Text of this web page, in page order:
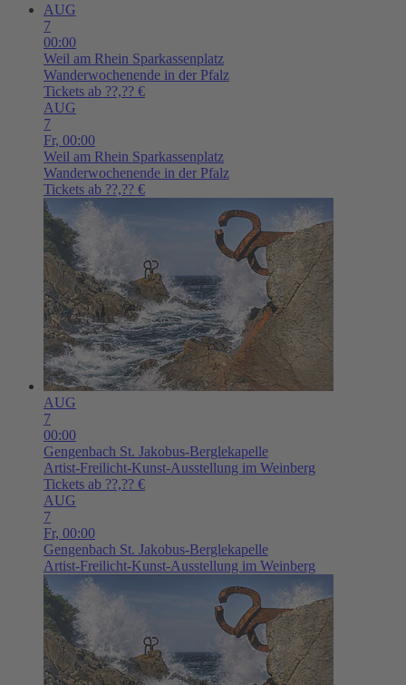
AUG
7
00:00
Weil am Rhein Sparkassenplatz
Wanderwochenende in der Pfalz
Tickets ab ??,?? €
AUG
7
Fr, 00:00
Weil am Rhein Sparkassenplatz
Wanderwochenende in der Pfalz
Tickets ab ??,?? €
AUG
7
00:00
Gengenbach St. Jakobus-Berglekapelle
Artist-Freilicht-Kunst-Ausstellung im Weinberg
Tickets ab ??,?? €
AUG
7
Fr, 00:00
Gengenbach St. Jakobus-Berglekapelle
Artist-Freilicht-Kunst-Ausstellung im Weinberg